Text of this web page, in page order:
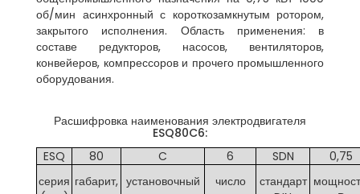
об/мин асинхронный с короткозамкнутым ротором,
закрытого исполнения. Область применения: в
составе редукторов, насосов, вентиляторов,
конвейеров, компрессоров и прочего промышленного
оборудования.
Расшифровка наименования электродвигателя
ESQ80C6:
ESQ
80 C 6 SDN
0,75
серия габарит, установочный
число
стандарт